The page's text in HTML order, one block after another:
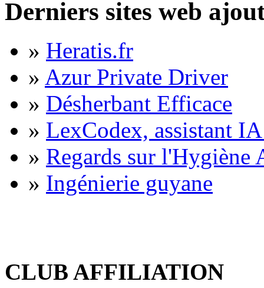
Derniers sites web
» Heratis.fr
» Azur Private Driver
» Désherbant Efficace
» LexCodex, assistant
» Regards sur l'Hygiène
» Ingénierie guyane
CLUB AFFILIATION